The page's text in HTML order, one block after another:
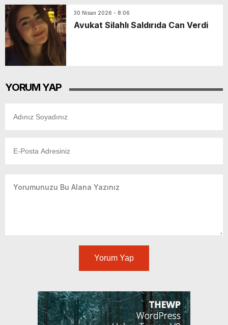
30 Nisan 2026 - 8:06
Avukat Silahlı Saldırıda Can Verdi
YORUM YAP
Yorum Yap